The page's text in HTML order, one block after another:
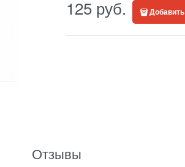
125 руб. Добавить
Отзывы